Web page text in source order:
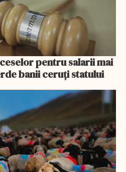
pentru salarii mai
banii ceruți statului